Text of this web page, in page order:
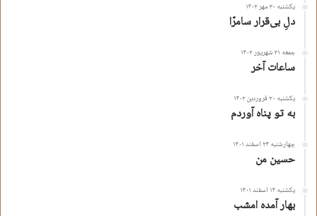
یکشنبه ۳۰ مهر ۱۴۰۲
دلِ بی‌قرار سامرّا
جمعه ۳۱ شهریور ۱۴۰۲
ساعات آخر
یکشنبه ۲۰ فروردین ۱۴۰۲
به تو پناه آوردم
چهارشنبه ۲۴ اسفند ۱۴۰۱
حسین من
یکشنبه ۱۴ اسفند ۱۴۰۱
بهار آمده امشب